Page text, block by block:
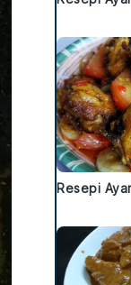
Resepi